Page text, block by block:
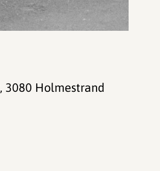
, 3080 Holmestrand